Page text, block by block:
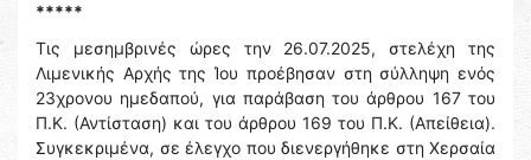
*****
Τις μεσημβρινές ώρες την 26.07.2025, στελέχη της
Λιμενικής Αρχής της Ίου προέβησαν στη σύλληψη ενός
23χρονου ημεδαπού, για παράβαση του άρθρου 167 του
Π.Κ. (Αντίσταση) και του άρθρου 169 του Π.Κ. (Απείθεια).
Συγκεκριμένα, σε έλεγχο που διενεργήθηκε στη Χερσαία